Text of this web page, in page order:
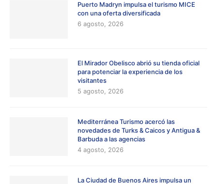
Puerto Madryn impulsa el turismo MICE
con una oferta diversificada
6 agosto, 2026
El Mirador Obelisco abrió su tienda oficial
para potenciar la experiencia de los
visitantes
5 agosto, 2026
Mediterránea Turismo acercó las
novedades de Turks & Caicos y Antigua &
Barbuda a las agencias
4 agosto, 2026
La Ciudad de Buenos Aires impulsa un